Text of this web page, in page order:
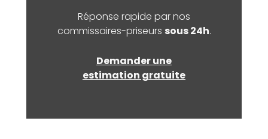
Réponse rapide par nos
commissaires-priseurs sous 24h.
Demander une
estimation gratuite